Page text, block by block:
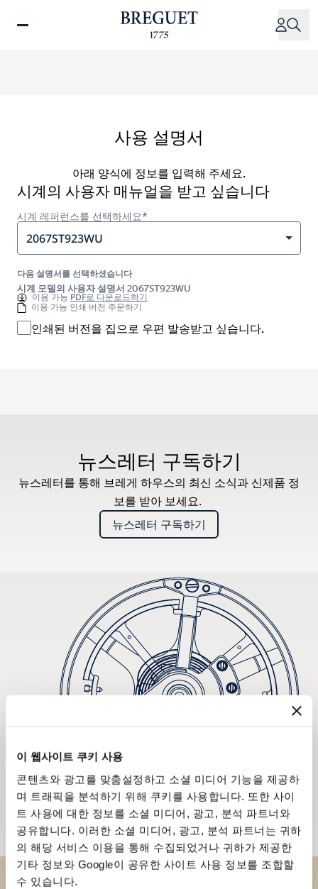
이 웹사이트 쿠키 사용
콘텐츠와 광고를 맞춤설정하고 소셜 미디어 기능을 제공하
며 트래픽을 분석하기 위해 쿠키를 사용합니다. 또한 사이
트 사용에 대한 정보를 소셜 미디어, 광고, 분석 파트너와
공유합니다. 이러한 소셜 미디어, 광고, 분석 파트너는 귀하
의 해당 서비스 이용을 통해 수집되었거나 귀하가 제공한
기타 정보와 Google이 공유한 사이트 사용 정보를 조합할
수 있습니다.
사용 설명서
아래 양식에 정보를 입력해 주세요.
시계의 사용자 매뉴얼을 받고 싶습니다
시계 레퍼런스를 선택하세요*
2067ST923WU
다음 설명서를 선택하셨습니다
시계 모델의 사용자 설명서 2067ST923WU
이용 가능 PDF로 다운로드하기
이용 가능 인쇄 버전 주문하기
인쇄된 버전을 집으로 우편 발송받고 싶습니다.
뉴스레터 구독하기
뉴스레터를 통해 브레게 하우스의 최신 소식과 신제품 정
보를 받아 보세요.
뉴스레터 구독하기